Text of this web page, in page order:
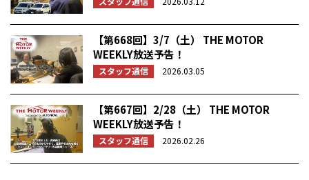
【第668回】3/7（土） THE MOTOR
WEEKLY放送予告！
スタッフ通信 2026.03.05
【第667回】2/28（土） THE MOTOR
WEEKLY放送予告！
スタッフ通信 2026.02.26